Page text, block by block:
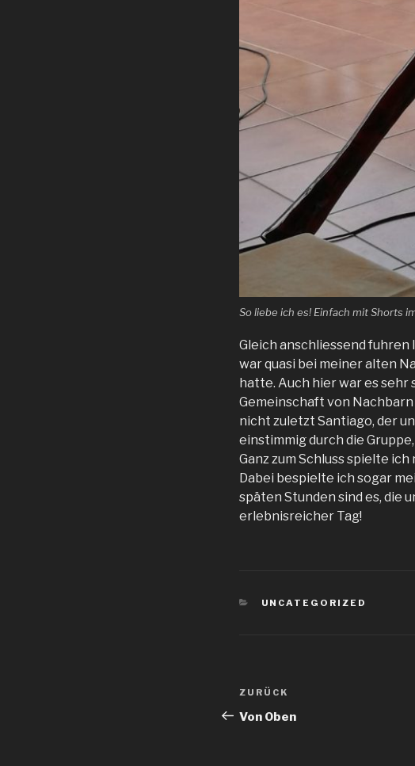
So liebe ich es! Einfach mit Shorts
Gleich anschliessend fuhren
war quasi bei meiner alten
hatte. Auch hier war es sehr
Gemeinschaft von Nachbarn
nicht zuletzt Santiago, der
einstimmig durch die
Ganz zum Schluss spielte
Dabei bespielte ich sogar
späten Stunden sind es, die
erlebnisreicher Tag!
KATEGORIEN
UNCATEGORIZED
Beitragsnavigation
Vorheriger
Beitrag
ZURÜCK
Von Oben